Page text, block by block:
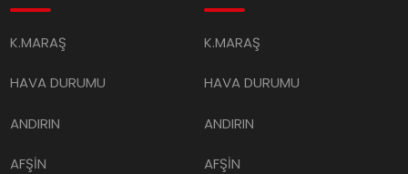
K.MARAŞ
HAVA DURUMU
ANDIRIN
AFŞİN
K.MARAŞ
HAVA DURUMU
ANDIRIN
AFŞİN